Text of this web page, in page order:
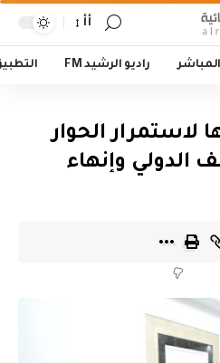
أأ
راديو الرشيد FM
لاستمرار الحوار
الدولي وإنهاء